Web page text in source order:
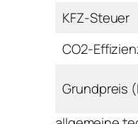
KFZ-Steuer
CO2-
Grundpreis